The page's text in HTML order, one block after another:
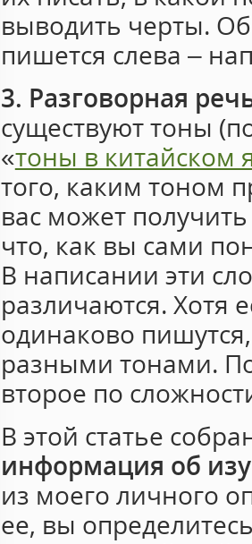
выводить черты.
пишется слева –
3. Разговорная
существуют тоны
«тоны в китайском
того, каким тоном
вас может
что, как вы сами
В написании эти
различаются. Хотя
одинаково
разными тонами.
второе по
В этой статье
информация об
из моего личного
ее, вы